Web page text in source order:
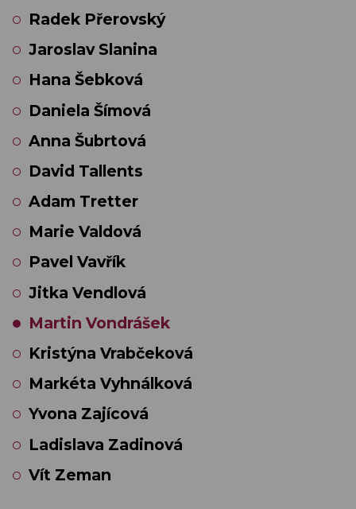
Radek Přerovský
Jaroslav Slanina
Hana Šebková
Daniela Šímová
Anna Šubrtová
David Tallents
Adam Tretter
Marie Valdová
Pavel Vavřík
Jitka Vendlová
Martin Vondrášek
Kristýna Vrabčeková
Markéta Vyhnálková
Yvona Zajícová
Ladislava Zadinová
Vít Zeman